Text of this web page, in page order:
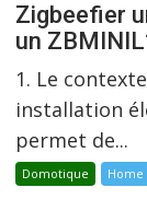
Zigbeefier
un
1. Le
installation
permet de...
Domotique Home